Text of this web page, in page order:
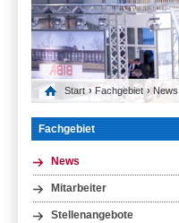
Start › Fachgebiet › News
Fachgebiet
News
Mitarbeiter
Stellenangebote